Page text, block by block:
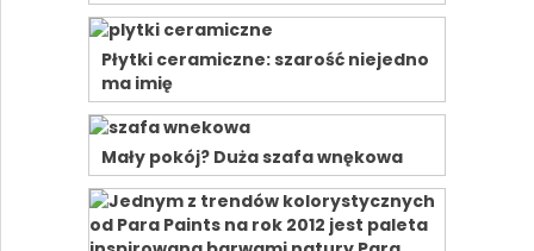
Płytki ceramiczne: szarość niejedno
ma imię
Mały pokój? Duża szafa wnękowa